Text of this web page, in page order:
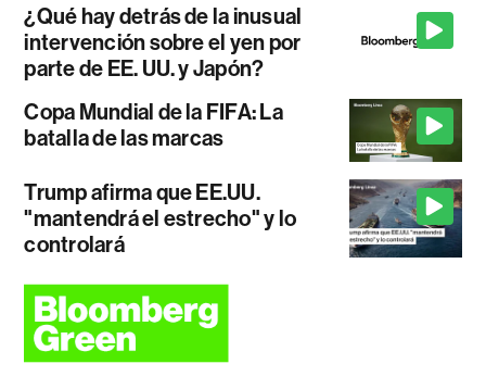
¿Qué hay detrás de la inusual
intervención sobre el yen por
parte de EE. UU. y Japón?
Copa Mundial de la FIFA: La
batalla de las marcas
Trump afirma que EE.UU.
"mantendrá el estrecho" y lo
controlará